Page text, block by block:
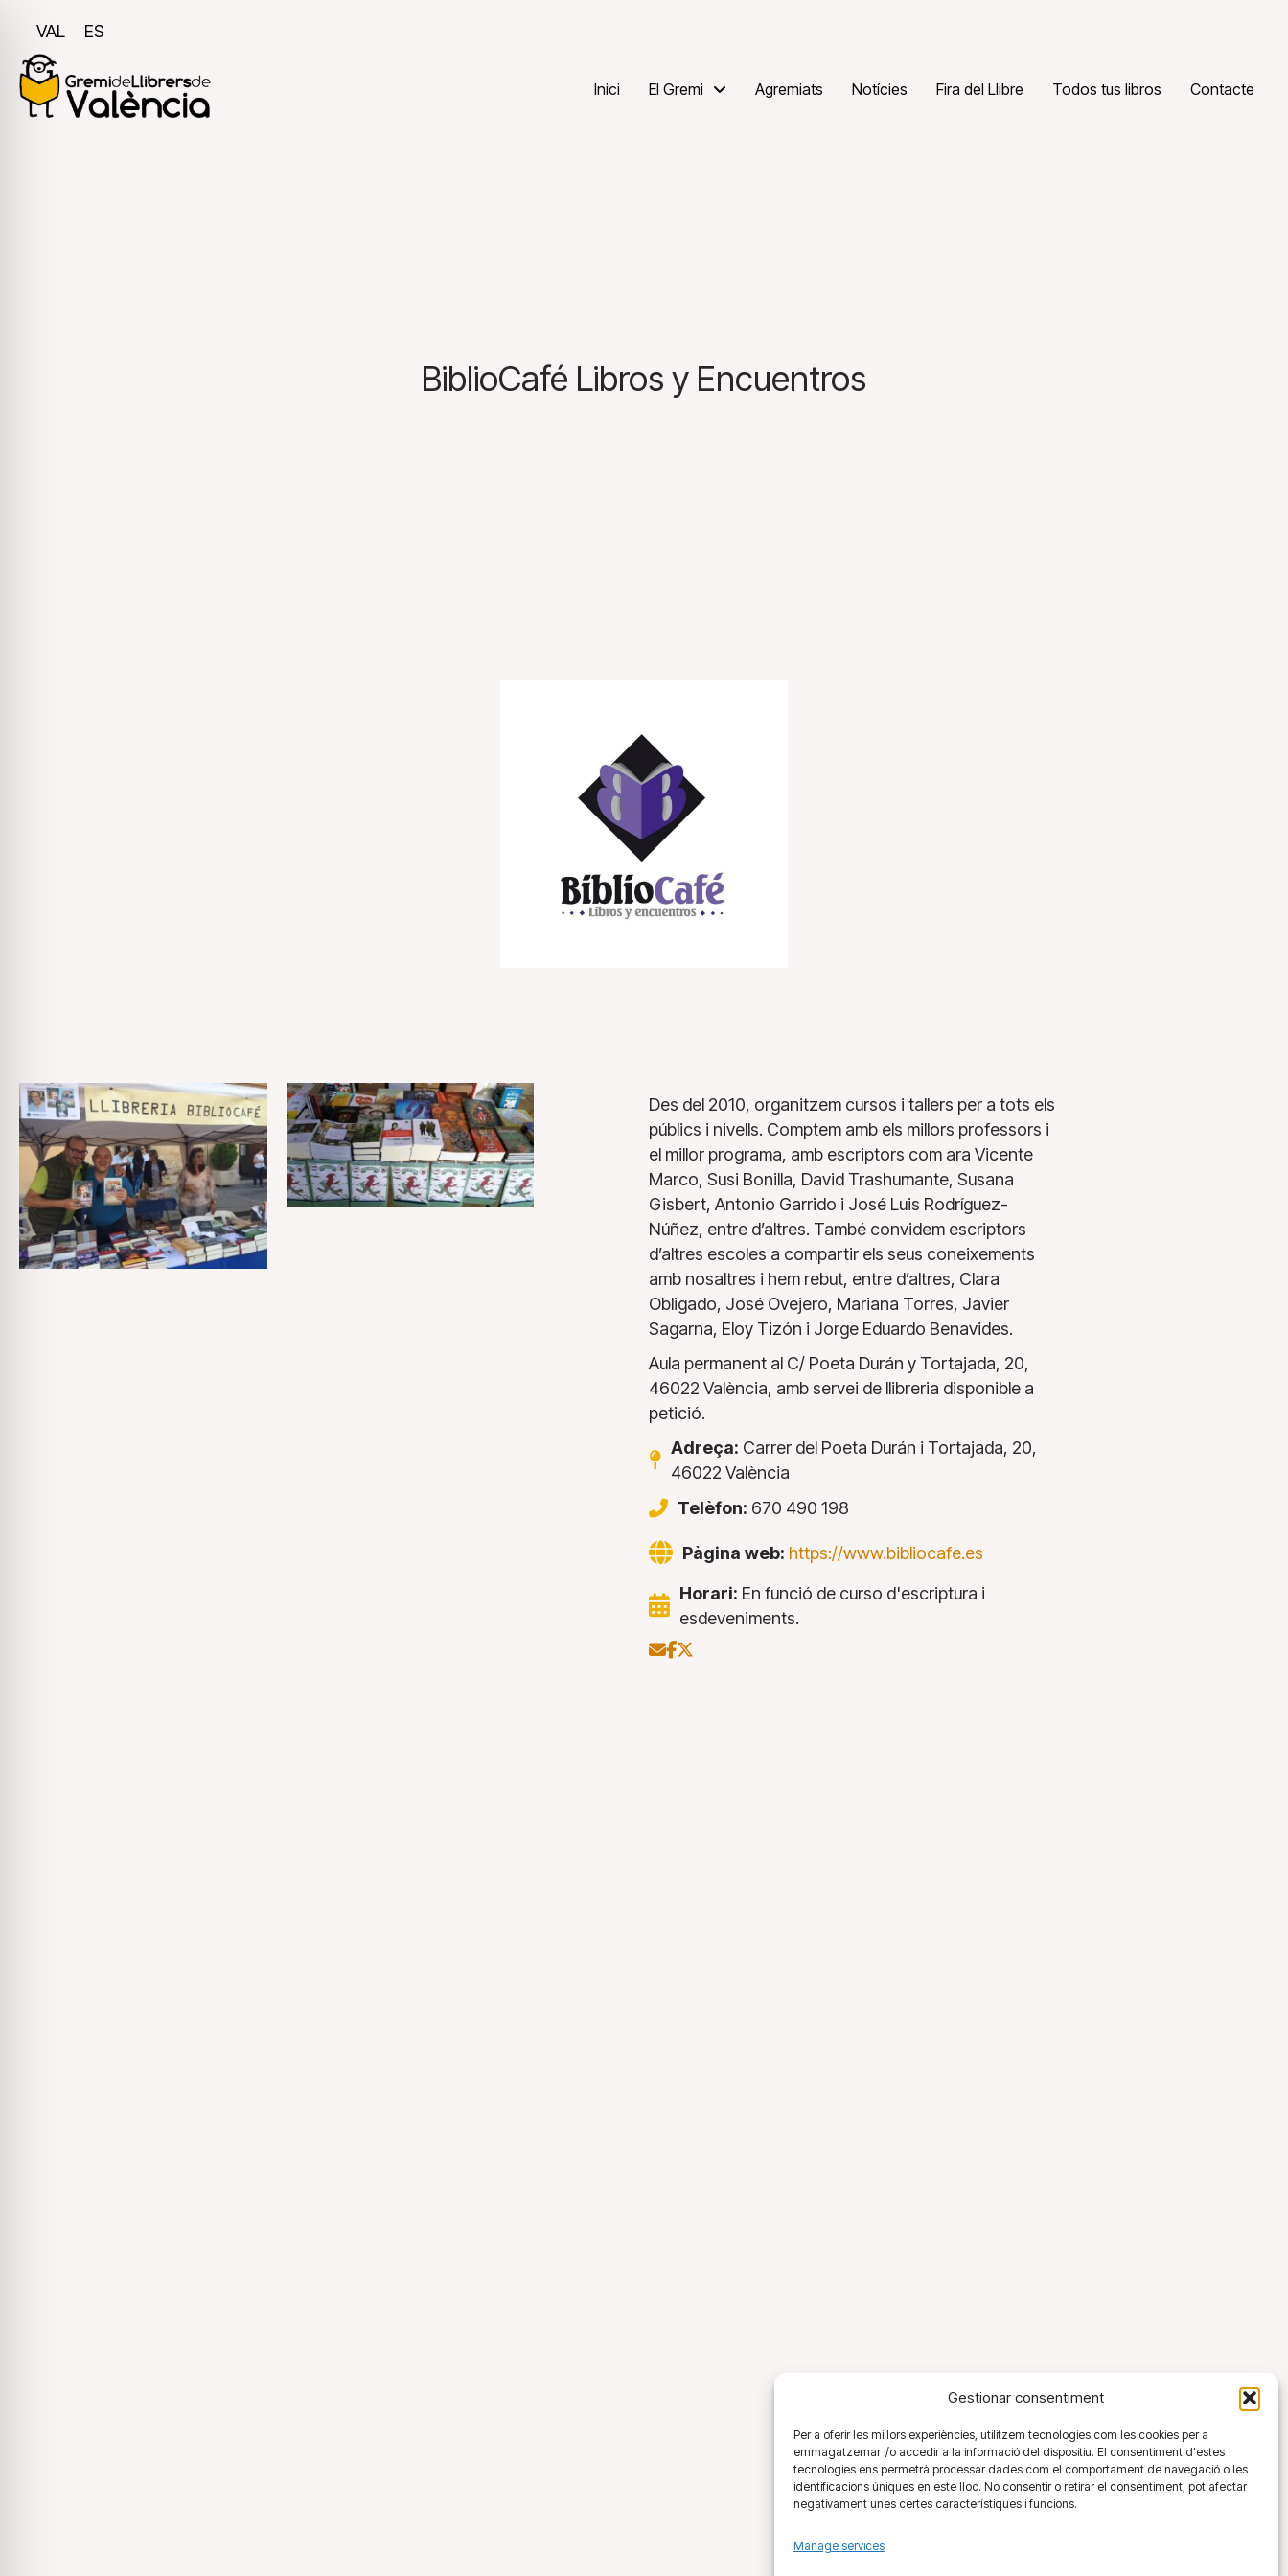
Gestionar consentiment
Per a oferir les millors experiències, utilitzem tecnologies com les cookies per a
emmagatzemar i/o accedir a la informació del dispositiu. El consentiment d'estes
tecnologies ens permetrà processar dades com el comportament de navegació o les
identificacions úniques en este lloc. No consentir o retirar el consentiment, pot afectar
negativament unes certes característiques i funcions.
Manage services
VAL ES
Inici El Gremi Agremiats Notícies Fira del Llibre Todos tus libros Contacte
BiblioCafé Libros y Encuentros
Des del 2010, organitzem cursos i tallers per a tots els
públics i nivells. Comptem amb els millors professors i
el millor programa, amb escriptors com ara Vicente
Marco, Susi Bonilla, David Trashumante, Susana
Gisbert, Antonio Garrido i José Luis Rodríguez-
Núñez, entre d’altres. També convidem escriptors
d’altres escoles a compartir els seus coneixements
amb nosaltres i hem rebut, entre d’altres, Clara
Obligado, José Ovejero, Mariana Torres, Javier
Sagarna, Eloy Tizón i Jorge Eduardo Benavides.
Aula permanent al C/ Poeta Durán y Tortajada, 20,
46022 València, amb servei de llibreria disponible a
petició.
Adreça: Carrer del Poeta Durán i Tortajada, 20,
46022 València
Telèfon: 670 490 198
Pàgina web: https://www.bibliocafe.es
Horari: En funció de curso d'escriptura i
esdeveniments.